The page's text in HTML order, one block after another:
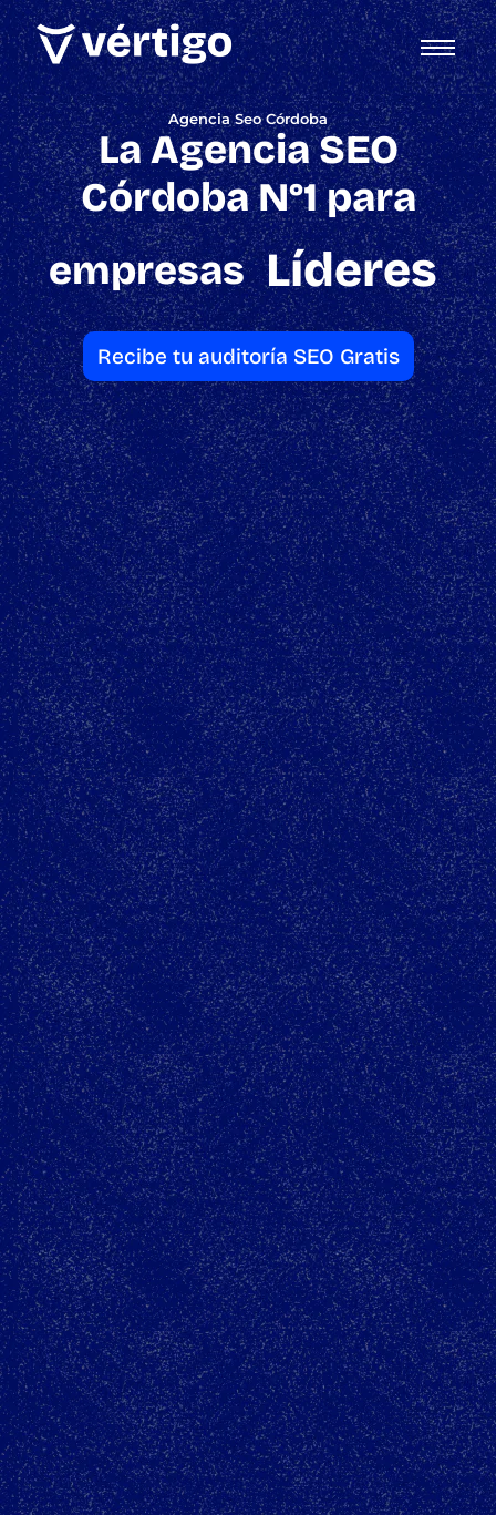
Agencia Seo Córdoba
La Agencia SEO
Córdoba N°1 para
empresas Líderes
Recibe tu auditoría SEO Gratis